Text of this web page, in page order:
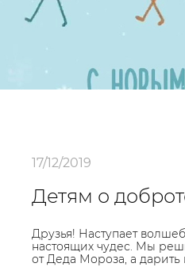
17/12/2019
Детям о
Друзья! Наступает
настоящих чудес. Мы
от Деда Мороза, а дарить